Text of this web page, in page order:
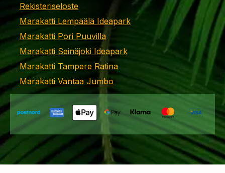
Rekisteriseloste
Marakatti Lempäälä Ideapark
Marakatti Pori Puuvilla
Marakatti Seinäjoki Ideapark
Marakatti Tampere Ratina
Marakatti Vantaa Jumbo